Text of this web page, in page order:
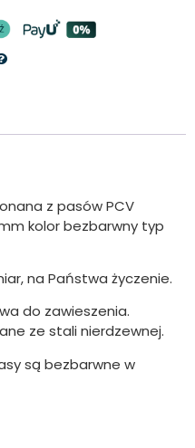
z pasów PCV
kolor bezbarwny typ
na Państwa życzenie.
do zawieszenia.
ze stali nierdzewnej.
są bezbarwne w